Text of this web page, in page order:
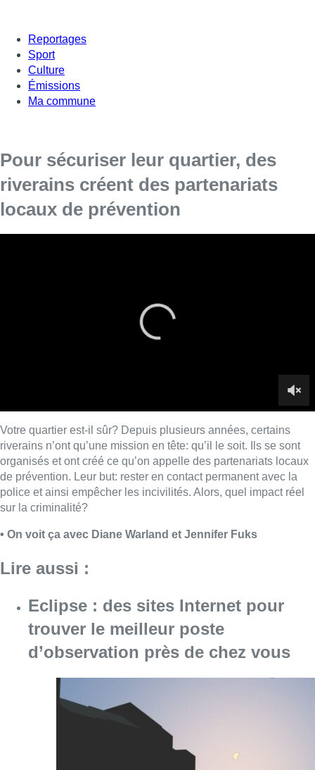
Reportages
Sport
Culture
Émissions
Ma commune
Pour sécuriser leur quartier, des
riverains créent des partenariats
locaux de prévention
police et ainsi empêcher les incivilités. Alors, quel impact réel
Eclipse : des sites Internet pour
trouver le meilleur poste
d’observation près de chez vous
Consulter l'article "Eclipse : des sites
Chaleur : 95% des maisons de